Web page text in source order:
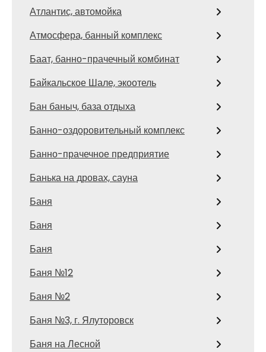
Атлантис, автомойка
Атмосфера, банный комплекс
Баат, банно-прачечный комбинат
Байкальское Шале, экоотель
Бан баныч, база отдыха
Банно-оздоровительный комплекс
Банно-прачечное предприятие
Банька на дровах, сауна
Баня
Баня
Баня
Баня №12
Баня №2
Баня №3, г. Ялуторовск
Баня на Лесной